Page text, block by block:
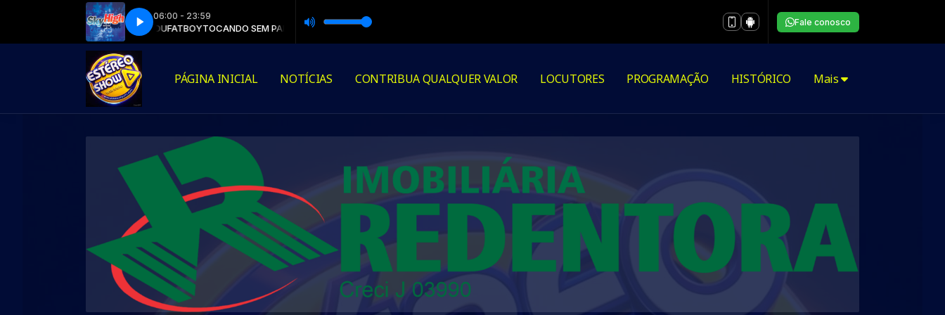
06:00 - 23:59
SEM PARAR com DJ EDUFATBOYTOCANDO SEM PARAR com DJ EDUFATBOY
Sky High - Newton Sky High - Newton
Fale conosco
PÁGINA INICIAL NOTÍCIAS CONTRIBUA QUALQUER VALOR LOCUTORES PROGRAMAÇÃO HISTÓRICO Mais